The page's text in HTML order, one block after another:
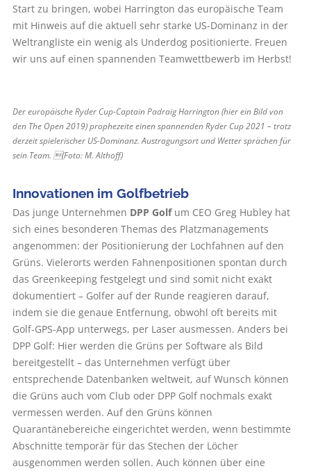
Start zu bringen, wobei Harrington das europäische Team
mit Hinweis auf die aktuell sehr starke US-Dominanz in der
Weltrangliste ein wenig als Underdog positionierte. Freuen
wir uns auf einen spannenden Teamwettbewerb im Herbst!
Der europäische Ryder Cup-­Captain Padraig Harrington (hier ein Bild von
den The Open 2019) prophezeite einen spannenden Ryder Cup 2021 – trotz
derzeit spielerischer US-Dominanz. Austragungsort und ­Wetter sprächen für
sein Team. (Foto: M. Althoff)
Innovationen im ­Golfbetrieb
Das junge Unternehmen DPP Golf um CEO Greg Hubley hat
sich eines besonderen Themas des Platzmanagements
angenommen: der Positionierung der Lochfahnen auf den
Grüns. Vielerorts werden Fahnenpositionen spontan durch
das Greenkeeping festgelegt und sind somit nicht exakt
dokumentiert – Golfer auf der Runde reagieren darauf,
indem sie die genaue Entfernung, obwohl oft bereits mit
Golf-GPS-App unterwegs, per Laser ausmessen. Anders bei
DPP Golf: Hier werden die Grüns per Software als Bild
bereitgestellt – das Unternehmen verfügt über
entsprechende Datenbanken weltweit, auf Wunsch können
die Grüns auch vom Club oder DPP Golf nochmals exakt
vermessen werden. Auf den Grüns können
Quarantänebereiche eingerichtet werden, wenn bestimmte
Abschnitte temporär für das Stechen der Löcher
ausgenommen werden sollen. Auch können über eine